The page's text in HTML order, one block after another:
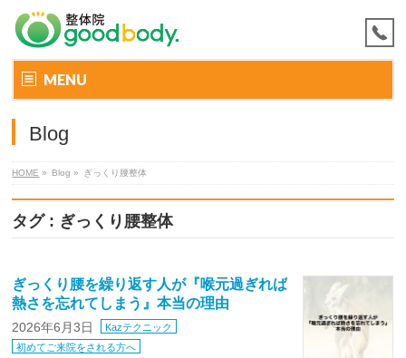
MENU
Blog
HOME » Blog » ぎっくり腰整体
タグ : ぎっくり腰整体
ぎっくり腰を繰り返す人が『喉元過ぎれば
熱さを忘れてしまう』本当の理由
2026年6月3日
Kazテクニック
初めてご来院をされる方へ